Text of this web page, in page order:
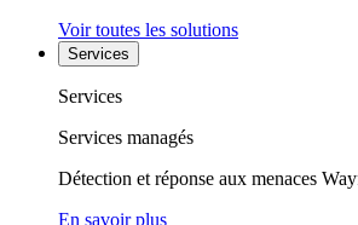
Voir toutes les solutions
Services
Services
Services managés
Détection et réponse aux menaces
En savoir plus